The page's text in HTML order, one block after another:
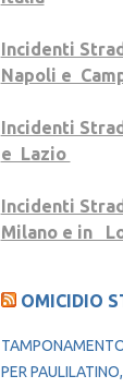
Incidenti
Napoli e
Incidenti
e Lazio
Incidenti
Milano e in
OMICIDIO
PER